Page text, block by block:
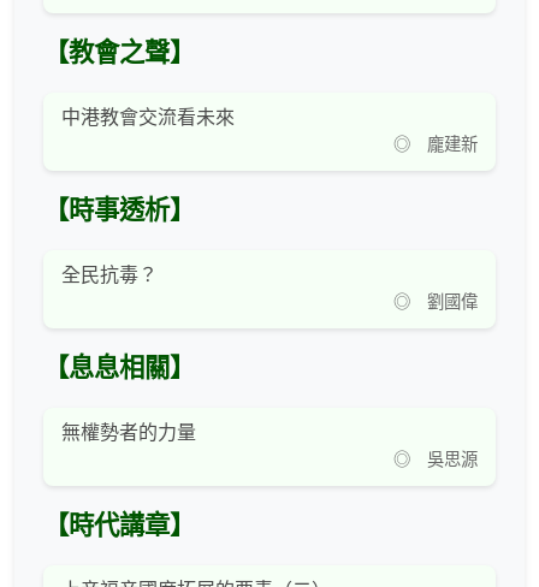
【教會之聲】
中港教會交流看未來
◎ 龐建新
【時事透析】
全民抗毒？
◎ 劉國偉
【息息相關】
無權勢者的力量
◎ 吳思源
【時代講章】